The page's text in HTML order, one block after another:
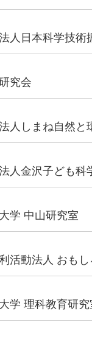
人日本科学技術
究会
人しまね自然と
人金沢子ども科
学 中山研究室
活動法人 おも
学 理科教育研究